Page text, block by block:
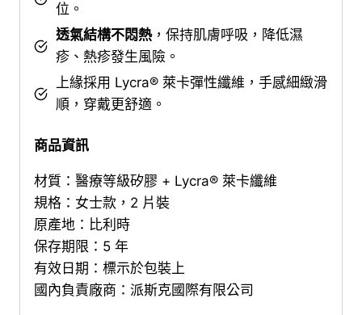
位。
透氣結構不悶熱，保持肌膚呼吸，降低濕
疹、熱疹發生風險。
上緣採用 Lycra® 萊卡彈性纖維，手感細緻滑
順，穿戴更舒適。
商品資訊
材質：醫療等級矽膠 + Lycra® 萊卡纖維
規格：女士款，2 片裝
原產地：比利時
保存期限：5 年
有效日期：標示於包裝上
國內負責廠商：派斯克國際有限公司